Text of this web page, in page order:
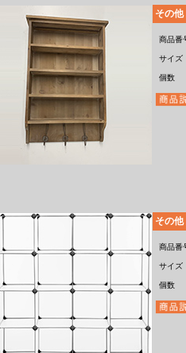
その
商品番
サイズ
個数
その
商品番
サイズ
個数